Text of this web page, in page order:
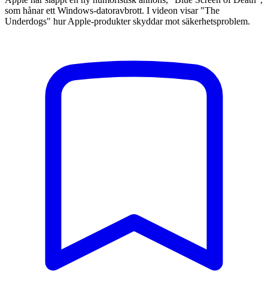
som hånar ett Windows-datoravbrott. I videon visar "The
Underdogs" hur Apple-produkter skyddar mot säkerhetsproblem.